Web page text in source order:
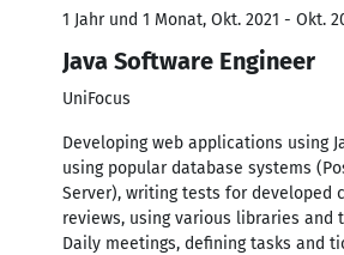
1 Jahr und 1 Monat, Okt. 2021 - Okt.
Java Software Engineer
UniFocus
Developing web applications using
using popular database systems
Server), writing tests for developed
reviews, using various libraries and
Daily meetings, defining tasks and